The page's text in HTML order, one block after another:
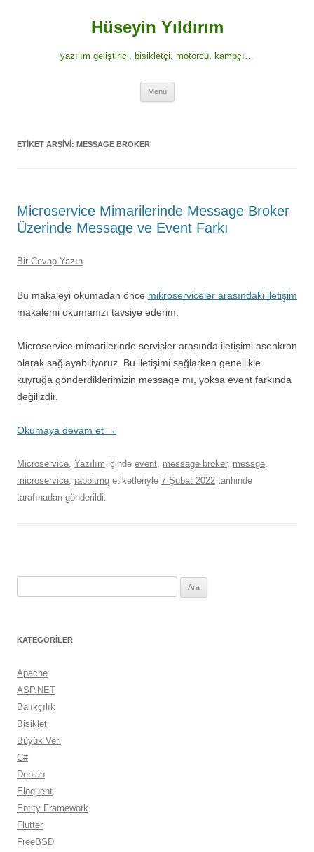
Hüseyin Yıldırım
yazılım geliştirici, bisikletçi, motorcu, kampçı…
Menü
ETIKET ARŞIVI: MESSAGE BROKER
Microservice Mimarilerinde Message Broker
Üzerinde Message ve Event Farkı
Bir Cevap Yazın
Bu makaleyi okumadan önce mikroserviceler arasındaki iletişim
makalemi okumanızı tavsiye ederim.
Microservice mimarilerinde servisler arasında iletişimi asenkron
olarak sağlayabiliyoruz. Bu iletişimi sağlarken genellikle
kuyruğa gönderdiklerimizin message mı, yoksa event farkında
değilizdir.
Okumaya devam et →
Microservice, Yazılım içinde event, message broker, messge,
microservice, rabbitmq etiketleriyle 7 Şubat 2022 tarihinde
tarafınadan gönderildi.
KATEGORILER
Apache
ASP.NET
Balıkçılık
Bisiklet
Büyük Veri
C#
Debian
Eloquent
Entity Framework
Flutter
FreeBSD